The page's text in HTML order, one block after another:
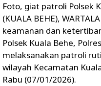
Foto, giat patroli Polsek
(KUALA BEHE),
keamanan dan
Polsek Kuala Behe,
melaksanakan patroli
wilayah Kecamatan
Rabu (07/01/2026).